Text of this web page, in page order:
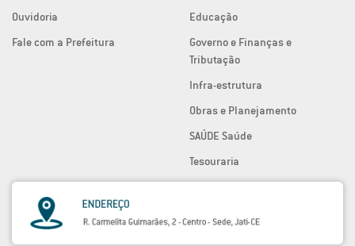
Ouvidoria
Fale com a Prefeitura
Educação
Governo e Finanças e
Tributação
Infra-estrutura
Obras e Planejamento
SAÚDE Saúde
Tesouraria